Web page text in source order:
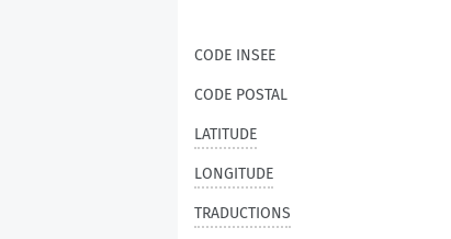
CODE INSEE
CODE POSTAL
LATITUDE
LONGITUDE
TRADUCTIONS